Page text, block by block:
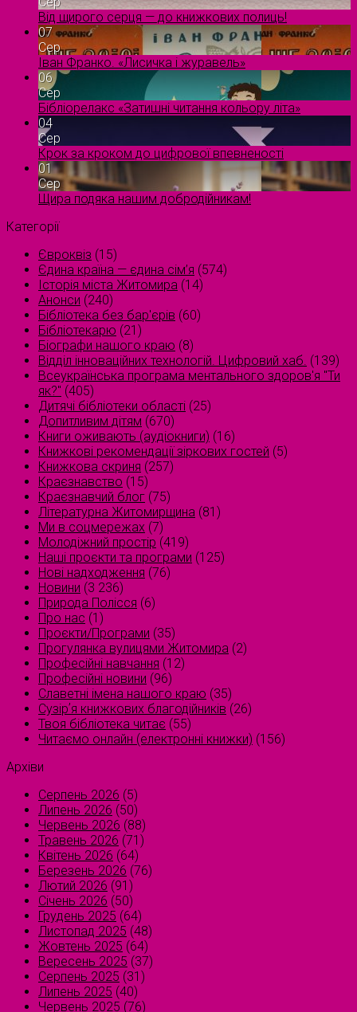
Від щирого серця — до книжкових полиць!
07
Сер
Іван Франко. «Лисичка і журавель»
06
Сер
Бібліорелакс «Затишні читання кольору літа»
04
Сер
Крок за кроком до цифрової впевненості
01
Сер
Щира подяка нашим добродійникам!
Категорії
Євроквіз (15)
Єдина країна — єдина сім’я (574)
Історія міста Житомира (14)
Анонси (240)
Бібліотека без бар'єрів (60)
Бібліотекарю (21)
Біографи нашого краю (8)
Відділ інноваційних технологій. Цифровий хаб. (139)
Всеукраїнська програма ментального здоров'я "Ти
як?" (405)
Дитячі бібліотеки області (25)
Допитливим дітям (670)
Книги оживають (аудіокниги) (16)
Книжкові рекомендації зіркових гостей (5)
Книжкова скриня (257)
Краєзнавство (15)
Краєзнавчий блог (75)
Літературна Житомирщина (81)
Ми в соцмережах (7)
Молодіжний простір (419)
Наші проєкти та програми (125)
Нові надходження (76)
Новини (3 236)
Природа Полісся (6)
Про нас (1)
Проєкти/Програми (35)
Прогулянка вулицями Житомира (2)
Професійні навчання (12)
Професійні новини (96)
Славетні імена нашого краю (35)
Сузірʼя книжкових благодійників (26)
Твоя бібліотека читає (55)
Читаємо онлайн (електронні книжки) (156)
Архіви
Серпень 2026 (5)
Липень 2026 (50)
Червень 2026 (88)
Травень 2026 (71)
Квітень 2026 (64)
Березень 2026 (76)
Лютий 2026 (91)
Січень 2026 (50)
Грудень 2025 (64)
Листопад 2025 (48)
Жовтень 2025 (64)
Вересень 2025 (37)
Серпень 2025 (31)
Липень 2025 (40)
Червень 2025 (76)